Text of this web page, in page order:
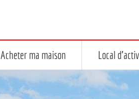
Acheter ma maison Local